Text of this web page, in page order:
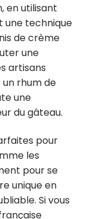
en utilisant
une technique
de crème
une
artisans
rhum de
une
du gâteau.
pour
les
pour se
unique en
Si vous